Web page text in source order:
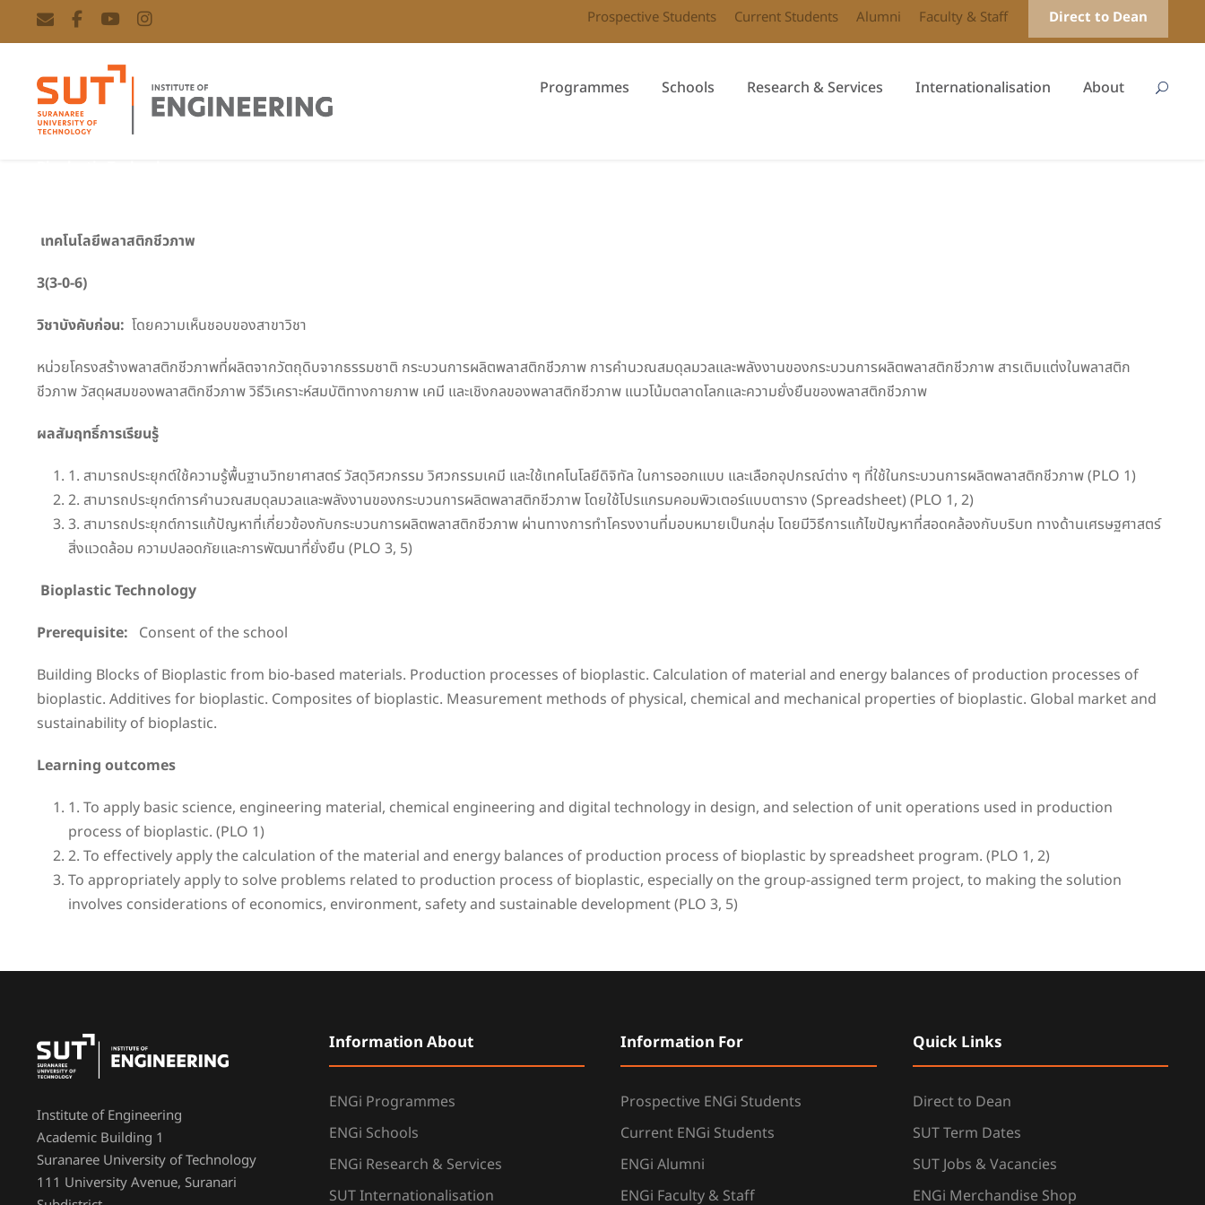
Prospective Students Current Students Alumni Faculty & Staff Direct to Dean
Programmes Schools Research & Services Internationalisation About
เทคโนโลยีพลาสติกชีวภาพ
3(3-0-6)
วิชาบังคับก่อน: โดยความเห็นชอบของสาขาวิชา
หน่วยโครงสร้างพลาสติกชีวภาพที่ผลิตจากวัตถุดิบจากธรรมชาติ กระบวนการผลิตพลาสติกชีวภาพ การคำนวณสมดุลมวลและพลังงานของกระบวนการผลิตพลาสติกชีวภาพ สารเติมแต่งในพลาสติก
ชีวภาพ วัสดุผสมของพลาสติกชีวภาพ วิธีวิเคราะห์สมบัติทางกายภาพ เคมี และเชิงกลของพลาสติกชีวภาพ แนวโน้มตลาดโลกและความยั่งยืนของพลาสติกชีวภาพ
ผลสัมฤทธิ์การเรียนรู้
1. สามารถประยุกต์ใช้ความรู้พื้นฐานวิทยาศาสตร์ วัสดุวิศวกรรม วิศวกรรมเคมี และใช้เทคโนโลยีดิจิทัล ในการออกแบบ และเลือกอุปกรณ์ต่าง ๆ ที่ใช้ในกระบวนการผลิตพลาสติกชีวภาพ (PLO 1)
2. สามารถประยุกต์การคำนวณสมดุลมวลและพลังงานของกระบวนการผลิตพลาสติกชีวภาพ โดยใช้โปรแกรมคอมพิวเตอร์แบบตาราง (Spreadsheet) (PLO 1, 2)
3. สามารถประยุกต์การแก้ปัญหาที่เกี่ยวข้องกับกระบวนการผลิตพลาสติกชีวภาพ ผ่านทางการทำโครงงานที่มอบหมายเป็นกลุ่ม โดยมีวิธีการแก้ไขปัญหาที่สอดคล้องกับบริบท ทางด้านเศรษฐศาสตร์
สิ่งแวดล้อม ความปลอดภัยและการพัฒนาที่ยั่งยืน (PLO 3, 5)
Bioplastic Technology
Prerequisite: Consent of the school
Building Blocks of Bioplastic from bio-based materials. Production processes of bioplastic. Calculation of material and energy balances of production processes of
bioplastic. Additives for bioplastic. Composites of bioplastic. Measurement methods of physical, chemical and mechanical properties of bioplastic. Global market and
sustainability of bioplastic.
Learning outcomes
1. To apply basic science, engineering material, chemical engineering and digital technology in design, and selection of unit operations used in production
process of bioplastic. (PLO 1)
2. To effectively apply the calculation of the material and energy balances of production process of bioplastic by spreadsheet program. (PLO 1, 2)
To appropriately apply to solve problems related to production process of bioplastic, especially on the group-assigned term project, to making the solution
involves considerations of economics, environment, safety and sustainable development (PLO 3, 5)
Institute of Engineering
Academic Building 1
Suranaree University of Technology
111 University Avenue, Suranari
Information About
ENGi Programmes
ENGi Schools
ENGi Research & Services
SUT Internationalisation
Information For
Prospective ENGi Students
Current ENGi Students
ENGi Alumni
ENGi Faculty & Staff
Quick Links
Direct to Dean
SUT Term Dates
SUT Jobs & Vacancies
ENGi Merchandise Shop